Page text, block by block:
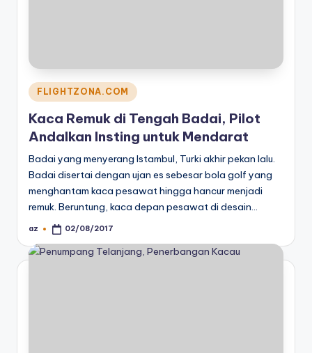
Posted
in
FLIGHTZONA.COM
Kaca Remuk di Tengah Badai, Pilot
Andalkan Insting untuk Mendarat
Badai yang menyerang Istambul, Turki akhir pekan lalu.
Badai disertai dengan ujan es sebesar bola golf yang
menghantam kaca pesawat hingga hancur menjadi
remuk. Beruntung, kaca depan pesawat di desain…
Posted
az 02/08/2017